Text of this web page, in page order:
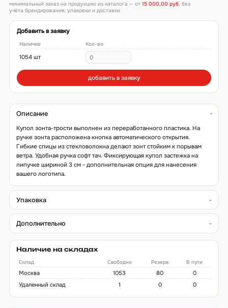
минимальный заказ на продукцию из каталога — от 15 000,00 руб. без
учёта брендирования, упаковки и доставки
Добавить в заявку
Наличие Кол-во
1054 шт
добавить в заявку
Описание
Купол зонта-трости выполнен из переработанного пластика. На
ручке зонта расположена кнопка автоматического открытия.
Гибкие спицы из стекловолокна делают зонт стойким к порывам
ветра. Удобная ручка софт тач. Фиксирующая купол застежка на
липучке шириной 3 см - дополнительная опция для нанесения
вашего логотипа.
Упаковка
Дополнительно
Наличие на складах
Склад Свободно Резерв В пути
Москва 1053 80
0
Удаленный склад
1 0 0